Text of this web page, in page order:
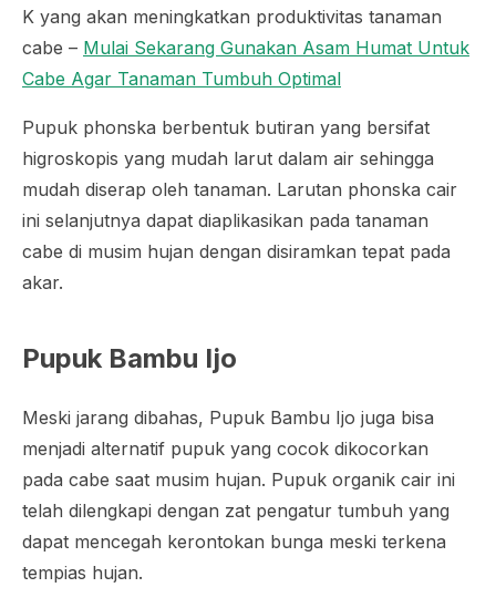
K yang akan meningkatkan produktivitas tanaman
cabe – Mulai Sekarang Gunakan Asam Humat Untuk
Cabe Agar Tanaman Tumbuh Optimal
Pupuk phonska berbentuk butiran yang bersifat
higroskopis yang mudah larut dalam air sehingga
mudah diserap oleh tanaman. Larutan phonska cair
ini selanjutnya dapat diaplikasikan pada tanaman
cabe di musim hujan dengan disiramkan tepat pada
akar.
Pupuk Bambu Ijo
Meski jarang dibahas, Pupuk Bambu Ijo juga bisa
menjadi alternatif pupuk yang cocok dikocorkan
pada cabe saat musim hujan. Pupuk organik cair ini
telah dilengkapi dengan zat pengatur tumbuh yang
dapat mencegah kerontokan bunga meski terkena
tempias hujan.